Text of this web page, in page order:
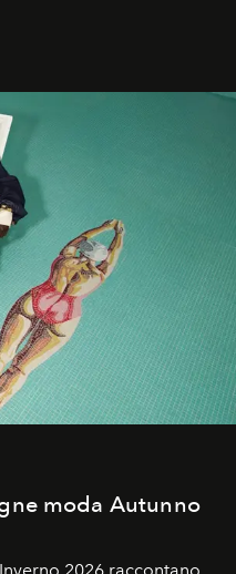
della moda.
moda Autunno
2026 raccontano